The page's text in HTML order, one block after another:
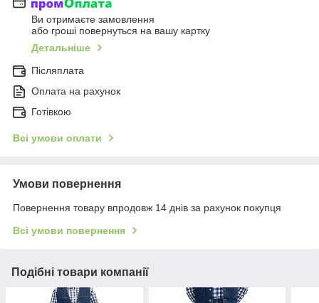
Ви отримаєте замовлення
або гроші повернуться на вашу картку
Детальніше
Післяплата
Оплата на рахунок
Готівкою
Всі умови оплати
Умови повернення
Повернення товару впродовж 14 днів за рахунок покупця
Всі умови повернення
Подібні товари компанії